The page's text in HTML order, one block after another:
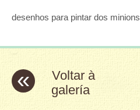
desenhos para pintar dos minions
«
Voltar à
galería